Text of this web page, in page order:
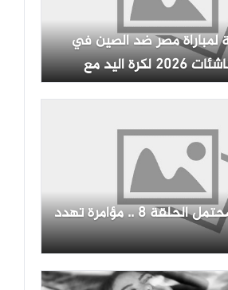
لمباراة مصر ضد الصين في
كأس العالم للناشئات 2026 لكرة اليد مع
مسلسل حب محتمل الحلقة 8 .. مؤامرة تهدد